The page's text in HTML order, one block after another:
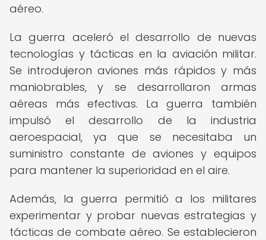
aéreo.
La guerra aceleró el desarrollo de nuevas
tecnologías y tácticas en la aviación militar.
Se introdujeron aviones más rápidos y más
maniobrables, y se desarrollaron armas
aéreas más efectivas. La guerra también
impulsó el desarrollo de la industria
aeroespacial, ya que se necesitaba un
suministro constante de aviones y equipos
para mantener la superioridad en el aire.
Además, la guerra permitió a los militares
experimentar y probar nuevas estrategias y
tácticas de combate aéreo. Se establecieron